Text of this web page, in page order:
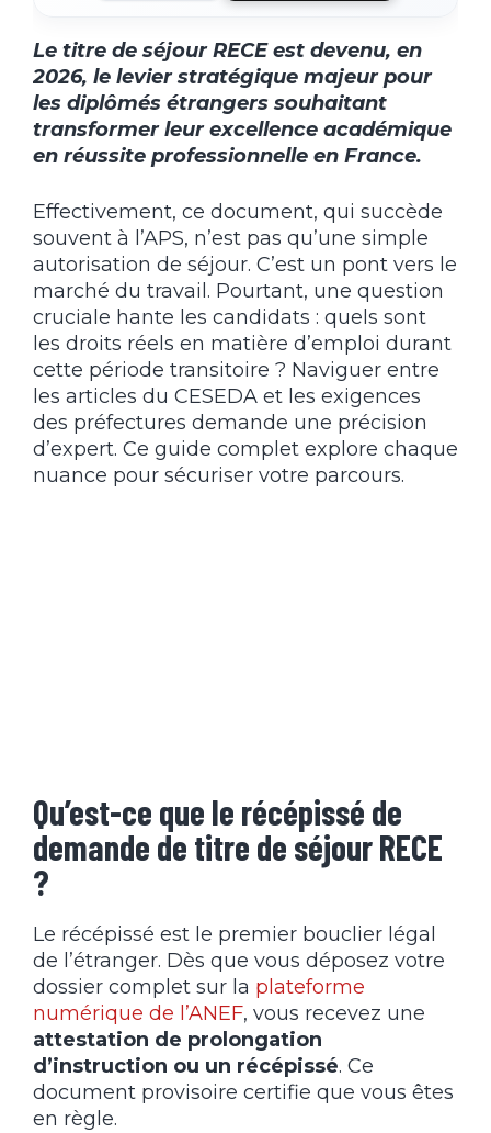
Le titre de séjour RECE est devenu, en
2026, le levier stratégique majeur pour
les diplômés étrangers souhaitant
transformer leur excellence académique
en réussite professionnelle en France.
Effectivement, ce document, qui succède
souvent à l’APS, n’est pas qu’une simple
autorisation de séjour. C’est un pont vers le
marché du travail. Pourtant, une question
cruciale hante les candidats : quels sont
les droits réels en matière d’emploi durant
cette période transitoire ? Naviguer entre
les articles du CESEDA et les exigences
des préfectures demande une précision
d’expert. Ce guide complet explore chaque
nuance pour sécuriser votre parcours.
Qu’est-ce que le récépissé de
demande de titre de séjour RECE
?
Le récépissé est le premier bouclier légal
de l’étranger. Dès que vous déposez votre
dossier complet sur la plateforme
numérique de l’ANEF, vous recevez une
attestation de prolongation
d’instruction ou un récépissé. Ce
document provisoire certifie que vous êtes
en règle.